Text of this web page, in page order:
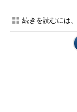
続きを読むには、